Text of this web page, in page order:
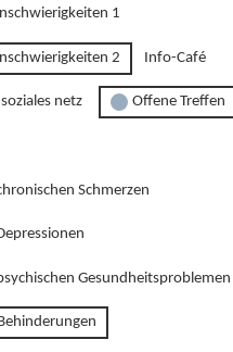
1
2 Info-Café
netz Offene Treffen
Schmerzen
Gesundheitsproblemen